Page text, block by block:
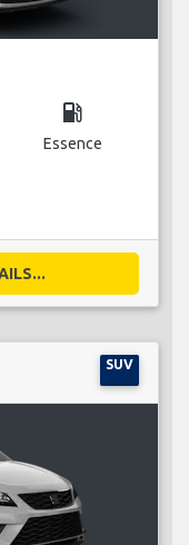
local_gas_station
Essence
SUV